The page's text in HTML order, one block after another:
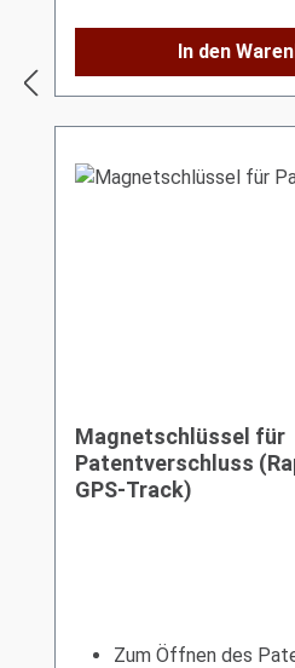
In den
Magnetschlüssel für
Patentverschluss
GPS-Track)
Zum Öffnen des